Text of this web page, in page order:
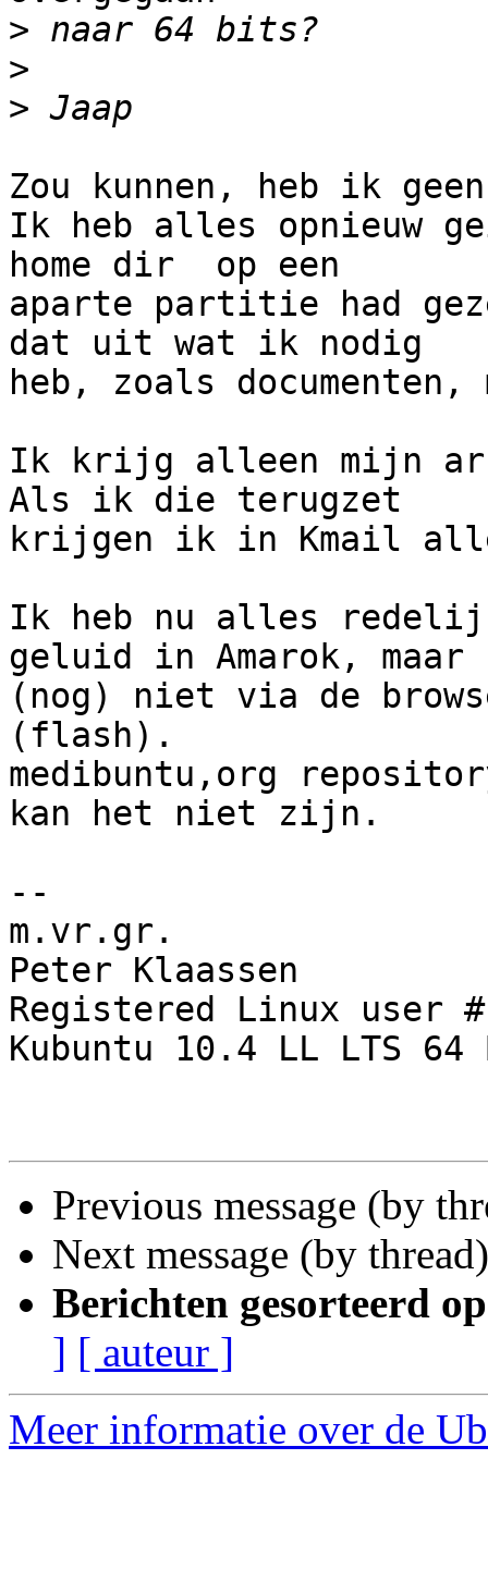
>
>
>
Zou kunnen, heb ik
Ik heb alles opnieuw
home dir  op een
aparte partitie had
dat uit wat ik nodig
heb, zoals
Ik krijg alleen mijn
Als ik die terugzet
krijgen ik in Kmail
Ik heb nu alles
geluid in Amarok, maar
(nog) niet via de
(flash).
medibuntu,org
kan het niet zijn.
--
m.vr.gr.
Peter Klaassen
Registered Linux user #
Kubuntu 10.4 LL LTS
Previous message (by
Next message (by
Berichten gesorteerd
] [ auteur ]
Meer informatie over de